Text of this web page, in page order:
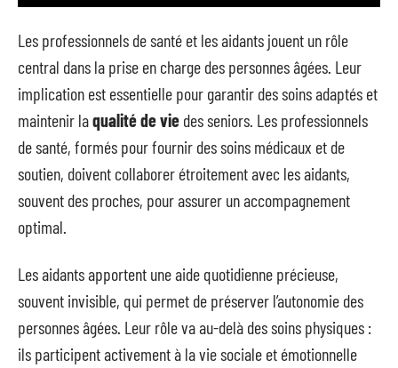
Les professionnels de santé et les aidants jouent un rôle
central dans la prise en charge des personnes âgées. Leur
implication est essentielle pour garantir des soins adaptés et
maintenir laqualité de vie des seniors. Les professionnels
de santé, formés pour fournir des soins médicaux et de
soutien, doivent collaborer étroitement avec les aidants,
souvent des proches, pour assurer un accompagnement
optimal.
Les aidants apportent une aide quotidienne précieuse,
souvent invisible, qui permet de préserver l’autonomie des
personnes âgées. Leur rôle va au-delà des soins physiques :
ils participent activement à la vie sociale et émotionnelle